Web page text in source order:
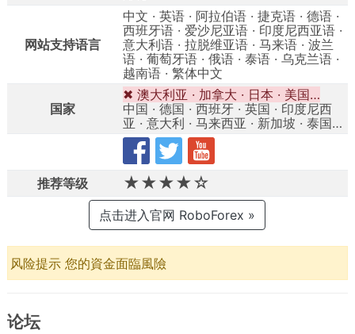
网站支持语言
中文 · 英语 · 阿拉伯语 · 捷克语 · 德语 ·
西班牙语 · 爱沙尼亚语 · 印度尼西亚语 ·
意大利语 · 拉脱维亚语 · 马来语 · 波兰
语 · 葡萄牙语 · 俄语 · 泰语 · 乌克兰语 ·
越南语 · 繁体中文
国家
✖ 澳大利亚 · 加拿大 · 日本 · 美国…
中国 · 德国 · 西班牙 · 英国 · 印度尼西
亚 · 意大利 · 马来西亚 · 新加坡 · 泰国…
推荐等级 ★★★★☆
点击进入官网 RoboForex »
风险提示 您的資金面臨風險
论坛